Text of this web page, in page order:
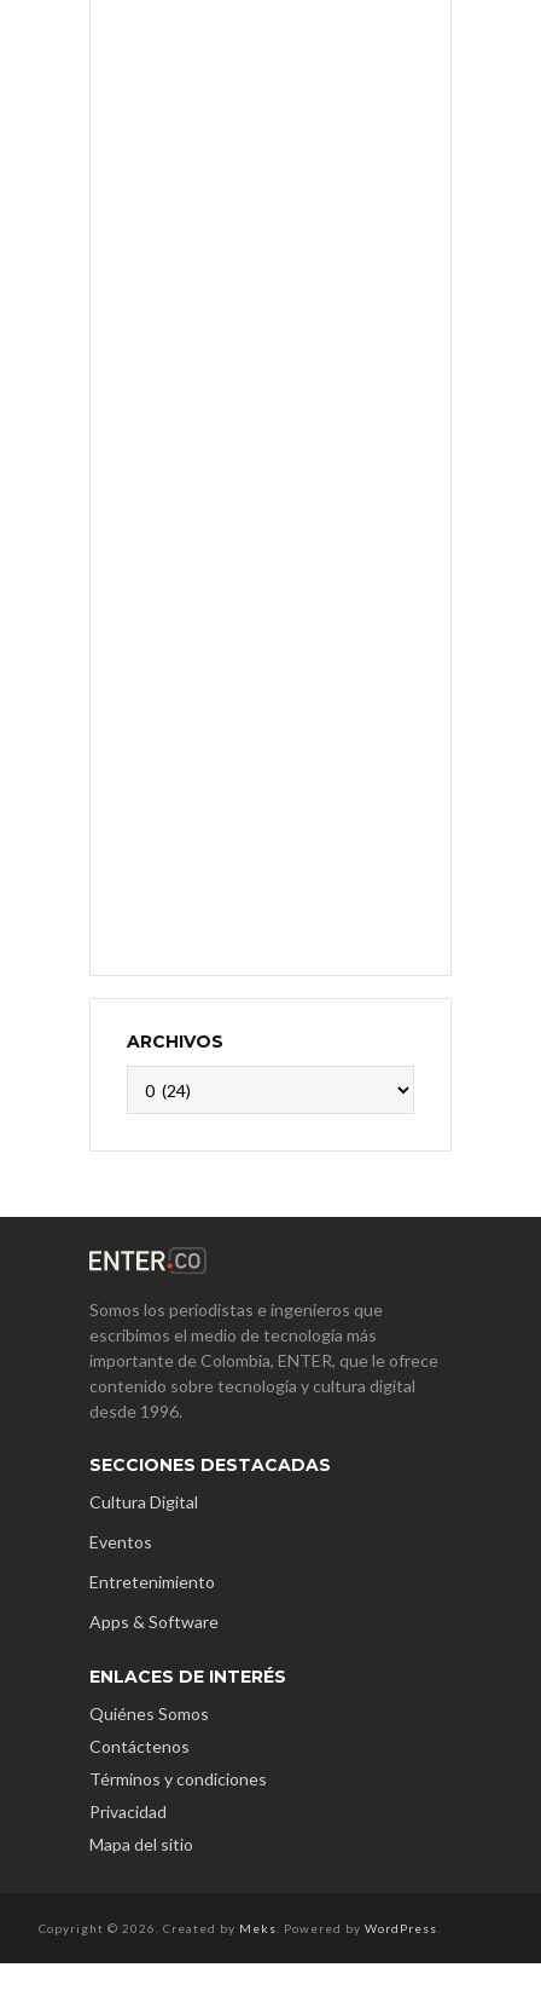
ARCHIVOS
Somos los periodistas e ingenieros que
escribimos el medio de tecnología más
importante de Colombia, ENTER, que le ofrece
contenido sobre tecnología y cultura digital
desde 1996.
SECCIONES DESTACADAS
Cultura Digital
Eventos
Entretenimiento
Apps & Software
ENLACES DE INTERÉS
Quiénes Somos
Contáctenos
Términos y condiciones
Privacidad
Mapa del sitio
Copyright © 2026. Created by Meks . Powered by WordPress